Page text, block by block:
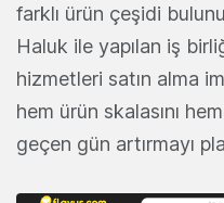
farklı ürün çeşidi
Haluk ile yapılan iş
hizmetleri satın alma
hem ürün skalasını
geçen gün artırmayı